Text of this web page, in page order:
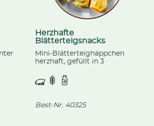
Herzhafte
Blätterteigsnacks
Mini-Blätterteighäppchen
herzhaft, gefüllt in 3
Spinat + Ricotta, Schinken +
Käse und Tomate +
Best-Nr. 40325